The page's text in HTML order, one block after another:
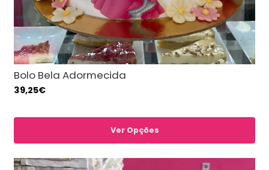
Bolo Bela Adormecida
39,25€
Ver Opções